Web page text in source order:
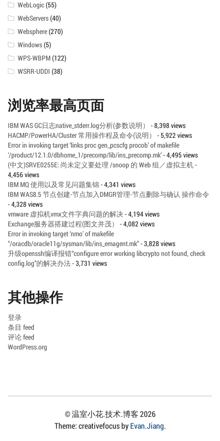
WebLogic(55)
WebServers(40)
Websphere(270)
Windows(5)
WPS-WBPM(122)
WSRR-UDDI (38)
浏览率最高页面
IBM WAS GC日志native_stderr.log分析(参数说明）
- 8,398 views
HACMP/PowerHA/Cluster 常用操作程及命令(说明）
- 5,922 views
Error in invoking target ‘links proc gen_pcscfg procob’ of makefile
‘/product/12.1.0/dbhome_1/precomp/lib/ins_precomp.mk’- 4,495 views
(中文)SRVE0255E: 尚未定义要处理 /snoop 的 Web 组／虚拟主机-
4,456 views
IBM MQ 使用以及常见问题集锦- 4,341 views
IBM WAS8.5 节点创建-节点加入DMGR管理-节点删除与确认 操作命令
- 4,328 views
vmware 虚拟机vmx文件字典问题的解决- 4,194 views
Exchange服务器搭建过程(图文并茂）
- 4,082 views
Error in invoking target ‘nmo’ of makefile
“/oracdb/oracle11g/sysman/lib/ins_emagent.mk”- 3,828 views
升级openssh编译报错“configure error working libcrypto not found, check
config.log”的解决办法- 3,731 views
其他操作
登录
条目 feed
评论 feed
WordPress.org
© 温室小花.技术.博客 2026
Theme: creativefocus byEvan.Jiang.